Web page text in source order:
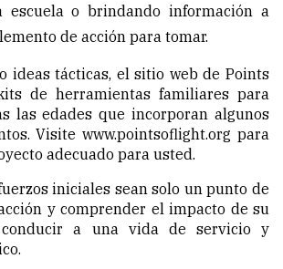
escuela o brindando información a
de acción para tomar.
ideas tácticas, el sitio web de Points
de herramientas familiares para
las edades que incorporan algunos
Visite www.pointsoflight.org para
adecuado para usted.
iniciales sean solo un punto de
y comprender el impacto de su
a una vida de servicio y